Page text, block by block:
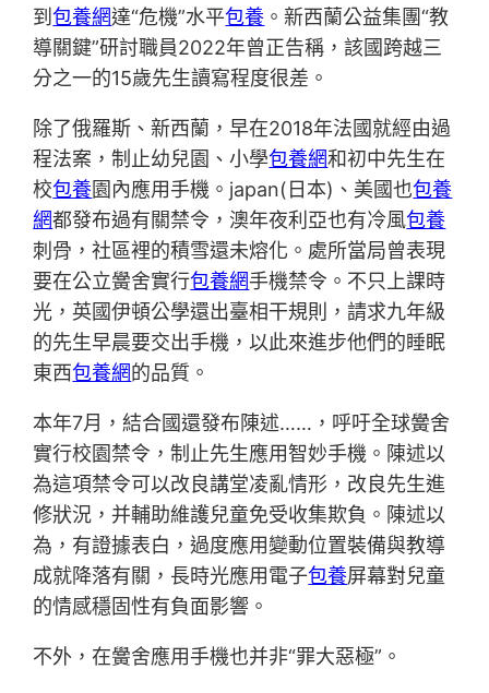
到包養網達“危機”水平包養 。新西蘭公益集團“教
導關鍵”研討職員2022年曾正告稱，該國跨越三
分之一的15歲先生讀寫程度很差。
除了俄羅斯、新西蘭，早在2018年法國就經由過
程法案，制止幼兒園、小學包養網和初中先生在
校包養園內應用手機。japan(日本)、美國也包養
網都發布過有關禁令，澳年夜利亞也有冷風包養
刺骨，社區裡的積雪還未熔化。處所當局曾表現
要在公立黌舍實行包養網手機禁令。不只上課時
光，英國伊頓公學還出臺相干規則，請求九年級
的先生早晨要交出手機，以此來進步他們的睡眠
東西包養網的品質。
本年7月，結合國還發布陳述……，呼吁全球黌舍
實行校園禁令，制止先生應用智妙手機。陳述以
為這項禁令可以改良講堂凌亂情形，改良先生進
修狀況，并輔助維護兒童免受收集欺負。陳述以
為，有證據表白，過度應用變動位置裝備與教導
成就降落有關，長時光應用電子包養屏幕對兒童
的情感穩固性有負面影響。
不外，在黌舍應用手機也并非“罪大惡極”。